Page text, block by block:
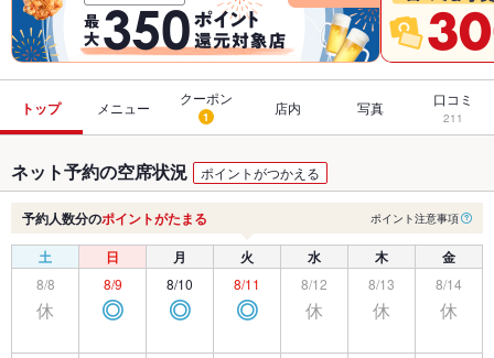
トップ メニュー
クーポン
1 店内 写真 口コミ
211
ネット予約の空席状況 ポイントがつかえる
予約人数分のポイントがたまる ポイント注意事項
土 日 月 火 水 木 金
8/8
休
8/9
◎
8/10
◎
8/11
◎
8/12
休
8/13
休
8/14
休